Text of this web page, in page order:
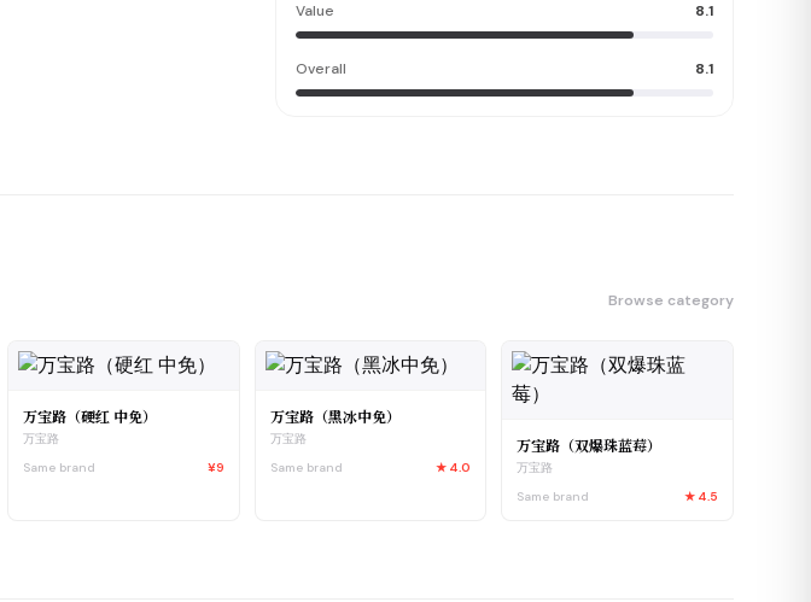
Value 8.1
Overall 8.1
Browse category
万宝路（硬红 中免）
万宝路
Same brand
¥9
万宝路（黑冰中免）
万宝路
Same brand
★ 4.0
万宝路（双爆珠蓝莓）
万宝路
Same brand
★ 4.5